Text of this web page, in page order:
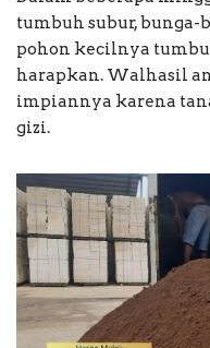
tumbuh subur, bunga-
pohon kecilnya
harapkan. Walhasil
impiannya karena
gizi.